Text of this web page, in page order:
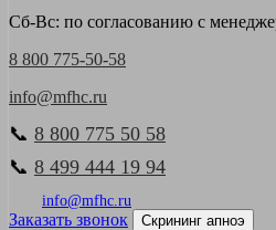
Сб-Вс: по согласованию с
8 800 775-50-58
info@mfhc.ru
📞 8 800 775 50 58
📞 8 499 444 19 94
info@mfhc.ru
Заказать звонок Скрининг апноэ